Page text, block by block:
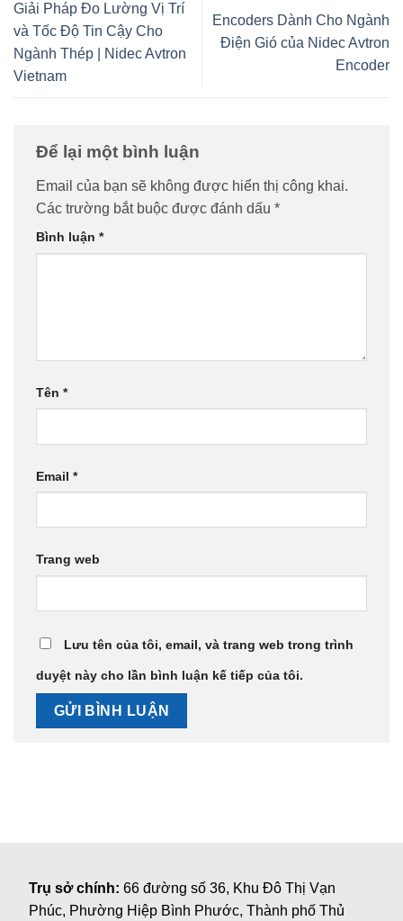
Giải Pháp Đo Lường Vị Trí
và Tốc Độ Tin Cậy Cho
Ngành Thép | Nidec Avtron
Vietnam
Encoders Dành Cho Ngành
Điện Gió của Nidec Avtron
Encoder
Để lại một bình luận
Email của bạn sẽ không được hiển thị công khai.
Các trường bắt buộc được đánh dấu *
Bình luận *
Tên *
Email *
Trang web
Lưu tên của tôi, email, và trang web trong trình
duyệt này cho lần bình luận kế tiếp của tôi.
Trụ sở chính:66 đường số 36, Khu Đô Thị Vạn
Phúc, Phường Hiệp Bình Phước, Thành phố Thủ